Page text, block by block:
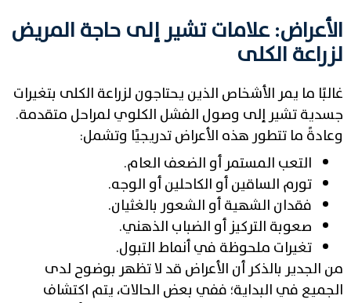
الأعراض: علامات تشير إلى حاجة المريض
لزراعة الكلى
غالبًا ما يمر الأشخاص الذين يحتاجون لزراعة الكلى بتغيرات
جسدية تشير إلى وصول الفشل الكلوي لمراحل متقدمة.
وعادةً ما تتطور هذه الأعراض تدريجيًا وتشمل:
التعب المستمر أو الضعف العام.
تورم الساقين أو الكاحلين أو الوجه.
فقدان الشهية أو الشعور بالغثيان.
صعوبة التركيز أو الضباب الذهني.
تغيرات ملحوظة في أنماط التبول.
من الجدير بالذكر أن الأعراض قد لا تظهر بوضوح لدى
الجميع في البداية؛ ففي بعض الحالات، يتم اكتشاف